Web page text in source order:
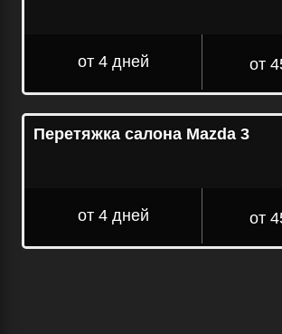
от 4 дней от
Перетяжка салона Mazda 3
от 4 дней от